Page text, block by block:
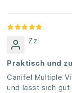
Zz
Praktisch und
Canifel Multiple
und lässt sich gut